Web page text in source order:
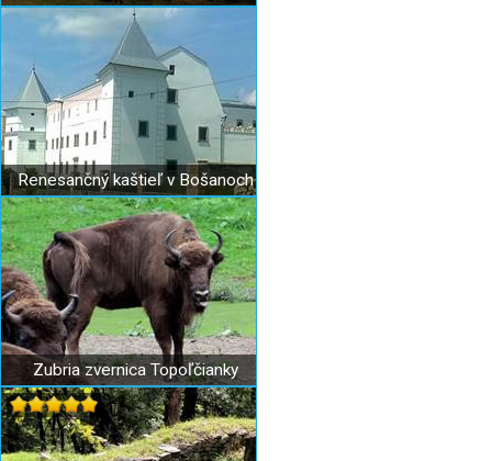
Renesančný kaštieľ v Bošanoch
Zubria zvernica Topoľčianky